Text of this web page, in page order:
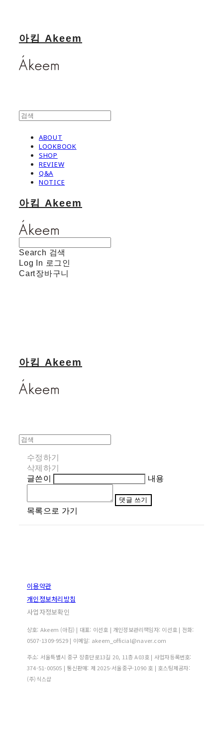
아킴 Akeem
ABOUT
LOOKBOOK
SHOP
REVIEW
Q&A
NOTICE
아킴 Akeem
Search 검색
Log In 로그인
Cart장바구니
아킴 Akeem
수정하기
삭제하기
글쓴이
내용
댓글 쓰기
목록으로 가기
이용약관
개인정보처리방침
사업자정보확인
상호: Akeem (아킴) | 대표: 이선호 | 개인정보관리책임자: 이선호 | 전화:
0507-1309-9529 | 이메일: akeem_official@naver.com
주소: 서울특별시 중구 장충단로13길 20, 11층 A03호 | 사업자등록번호:
374-51-00505 | 통신판매: 제 2025-서울중구-1090 호 | 호스팅제공자:
(주)식스샵